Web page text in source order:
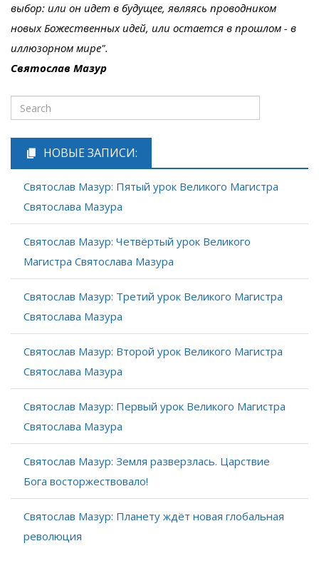
выбор: или он идет в будущее, являясь проводником
новых Божественных идей, или остается в прошлом - в
иллюзорном мире".
Святослав Мазур
НОВЫЕ ЗАПИСИ:
Святослав Мазур: Пятый урок Великого Магистра
Святослава Мазура
Святослав Мазур: Четвёртый урок Великого
Магистра Святослава Мазура
Святослав Мазур: Третий урок Великого Магистра
Святослава Мазура
Святослав Мазур: Второй урок Великого Магистра
Святослава Мазура
Святослав Мазур: Первый урок Великого Магистра
Святослава Мазура
Святослав Мазур: Земля разверзлась. Царствие
Бога восторжествовало!
Святослав Мазур: Планету ждёт новая глобальная
революция